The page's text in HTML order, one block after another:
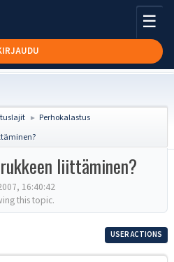
☰
► Perhokalastus
liittäminen?
16:40:42
this topic.
USER ACTIONS